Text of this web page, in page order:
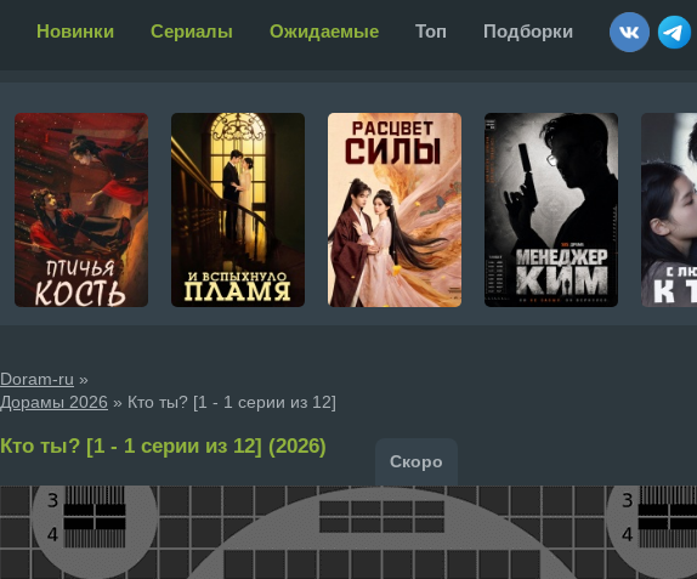
Новинки Сериалы Ожидаемые Топ Подборки
Doram-ru »
Дорамы 2026 » Кто ты? [1 - 1 серии из 12]
Кто ты? [1 - 1 серии из 12] (2026)
Скоро